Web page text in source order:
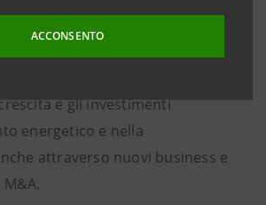
ACCONSENTO
e gli investimenti
energetico e nella
attraverso nuovi business e